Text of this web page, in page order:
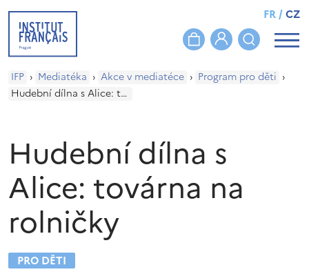
FR/CZ
IFP › Mediatéka › Akce v mediatéce › Program pro děti ›
Hudební dílna s Alice: továrna na rolničky
Hudební dílna s
Alice: továrna na
rolničky
PRO DĚTI